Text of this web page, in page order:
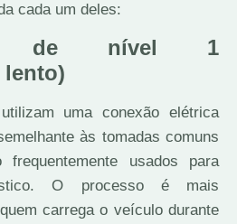
cada um deles:
de nível 1
lento)
uma conexão elétrica
às tomadas comuns
usados para
O processo é mais
carrega o veículo durante